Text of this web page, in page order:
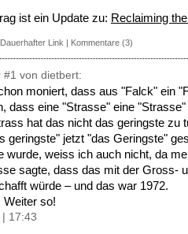
ist ein Update zu: Reclaiming
Dauerhafter Link | Kommentare (3)
#1 von dietbert:
moniert, dass aus "Falck" ein
dass eine "Strasse" eine
hat das nicht das geringste zu
geringste" jetzt "das Geringste"
wurde, weiss ich auch nicht, da
sagte, dass das mit der Gross-
würde – und das war 1972.
Weiter so!
17:43